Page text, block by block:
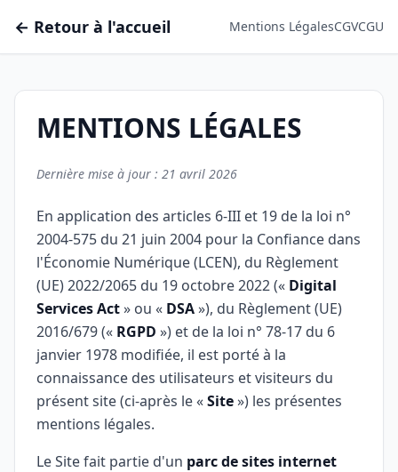
← Retour à l'accueil Mentions LégalesCGVCGU
MENTIONS LÉGALES
Dernière mise à jour : 21 avril 2026
En application des articles 6-III et 19 de la loi n°
2004-575 du 21 juin 2004 pour la Confiance dans
l'Économie Numérique (LCEN), du Règlement
(UE) 2022/2065 du 19 octobre 2022 (« Digital
Services Act» ou « DSA»), du Règlement (UE)
2016/679 (« RGPD ») et de la loi n° 78-17 du 6
janvier 1978 modifiée, il est porté à la
connaissance des utilisateurs et visiteurs du
présent site (ci-après le «Site») les présentes
mentions légales.
Le Site fait partie d'un parc de sites internet